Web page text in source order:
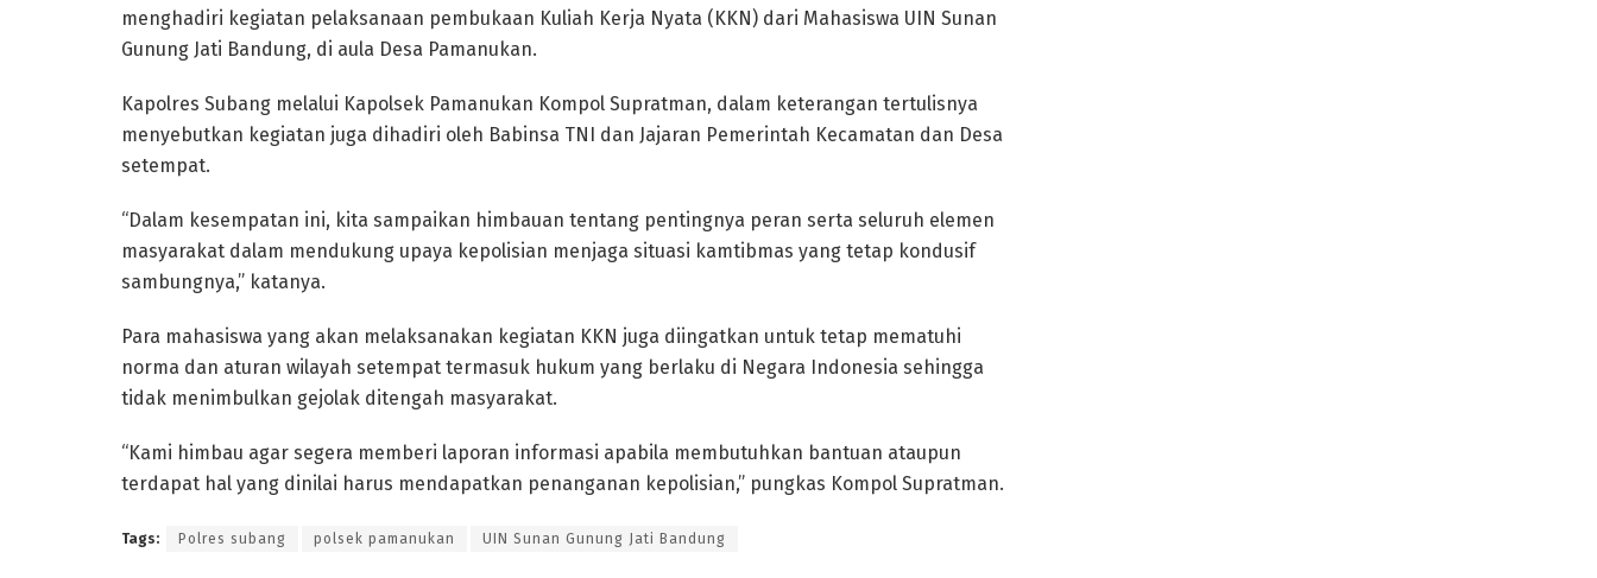
menghadiri kegiatan pelaksanaan pembukaan Kuliah Kerja Nyata (KKN) dari Mahasiswa UIN Sunan
Gunung Jati Bandung, di aula Desa Pamanukan.
Kapolres Subang melalui Kapolsek Pamanukan Kompol Supratman, dalam keterangan tertulisnya
menyebutkan kegiatan juga dihadiri oleh Babinsa TNI dan Jajaran Pemerintah Kecamatan dan Desa
setempat.
“Dalam kesempatan ini, kita sampaikan himbauan tentang pentingnya peran serta seluruh elemen
masyarakat dalam mendukung upaya kepolisian menjaga situasi kamtibmas yang tetap kondusif
sambungnya,” katanya.
Para mahasiswa yang akan melaksanakan kegiatan KKN juga diingatkan untuk tetap mematuhi
norma dan aturan wilayah setempat termasuk hukum yang berlaku di Negara Indonesia sehingga
tidak menimbulkan gejolak ditengah masyarakat.
“Kami himbau agar segera memberi laporan informasi apabila membutuhkan bantuan ataupun
terdapat hal yang dinilai harus mendapatkan penanganan kepolisian,” pungkas Kompol Supratman.
Tags: Polres subang polsek pamanukan UIN Sunan Gunung Jati Bandung